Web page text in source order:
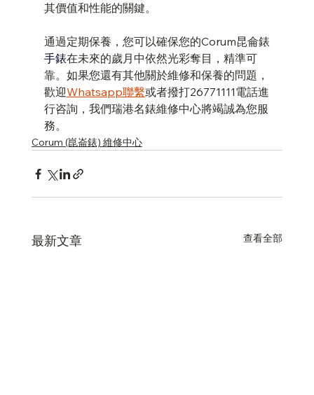
其價值和性能的關鍵。
通過定期保養，您可以確保您的Corum昆侖錶
手錶在未來的歲月中依然光彩奪目，精準可
靠。如果您還有其他關於維修和保養的問題，
歡迎Whatsapp聯繫或者撥打26771111電話進
行咨詢，我們瑞港名錶維修中心將竭誠為您服
務。
Corum (崑崙錶) 維修中心
最新文章 查看全部